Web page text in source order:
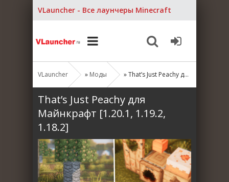
VLauncher - Все лаунчеры Minecraft
VLauncher » Моды » That’s Just Peachy для Майнкрафт [1.20.1, 1.19.2, 1.18.2]
That’s Just Peachy для
Майнкрафт [1.20.1, 1.19.2,
1.18.2]